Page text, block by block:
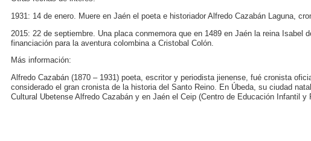
1931: 14 de enero. Muere en Jaén el poeta e historiador Alfredo Cazabán Laguna,
2015: 22 de septiembre. Una placa conmemora que en 1489 en Jaén la reina Isabel
financiación para la aventura colombina a Cristobal Colón.
Más información:
Alfredo Cazabán (1870 – 1931) poeta, escritor y periodista jienense, fué cronista
considerado el gran cronista de la historia del Santo Reino. En Úbeda, su ciudad
Cultural Ubetense Alfredo Cazabán y en Jaén el Ceip (Centro de Educación Infantil y